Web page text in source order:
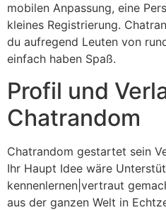
mobilen Anpassung, eine
kleines Registrierung.
du aufregend Leuten von
einfach haben Spaß.
Profil und
Chatrandom
Chatrandom gestartet sein
Ihr Haupt Idee wäre
kennenlernen|vertraut
aus der ganzen Welt in